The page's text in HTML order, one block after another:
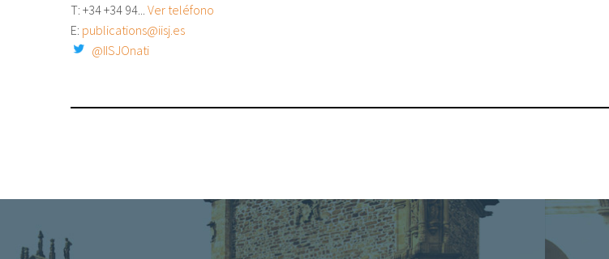
T: +34+34 94... Ver teléfono
E: publications@iisj.es
@IISJOnati